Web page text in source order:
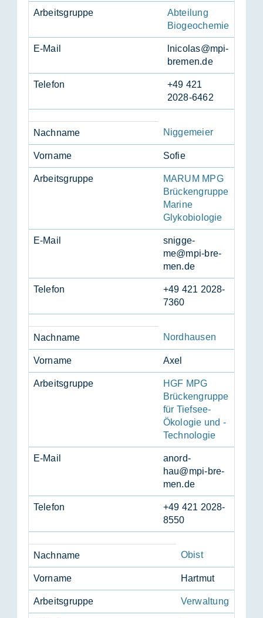
Ar­beits­grup­pe
Abteilung
Biogeochemie
E-Mail
lni­co­las@mpi-
bre­men.de
Te­le­fon
+49 421
2028-6462
Nach­na­me Niggemeier
Vor­na­me So­fie
Ar­beits­grup­pe
MARUM MPG
Brückengruppe
Marine
Glykobiologie
E-Mail
snig­ge­
me@mpi-bre­
men.de
Te­le­fon
+49 421 2028-
7360
Nach­na­me Nordhausen
Vor­na­me Axel
Ar­beits­grup­pe
HGF MPG
Brückengruppe
für Tiefsee-
Ökologie und -
Technologie
E-Mail
an­ord­
hau@mpi-bre­
men.de
Te­le­fon
+49 421 2028-
8550
Nach­na­me Obist
Vor­na­me Hart­mut
Ar­beits­grup­pe Verwaltung